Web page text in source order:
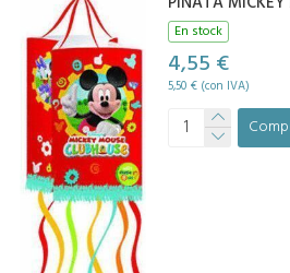
En stock
4,55 €
5,50 € (con IVA)